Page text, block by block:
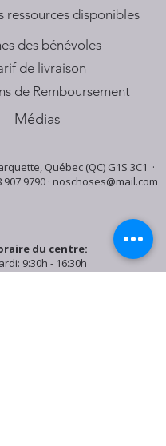
ressources disponibles
des bénévoles
de livraison
de Remboursement
Médias
Québec (QC) G1S 3C1 ·
907 9790· noschoses@mail.com
du centre:
9:30h - 16:30h